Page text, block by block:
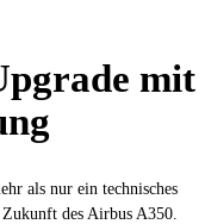
mit
als nur ein technisches
des Airbus A350.